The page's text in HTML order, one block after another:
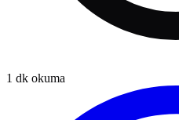
1 dk okuma